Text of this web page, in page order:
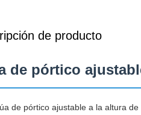
de producto
de pórtico
de pórtico ajustable a la altura